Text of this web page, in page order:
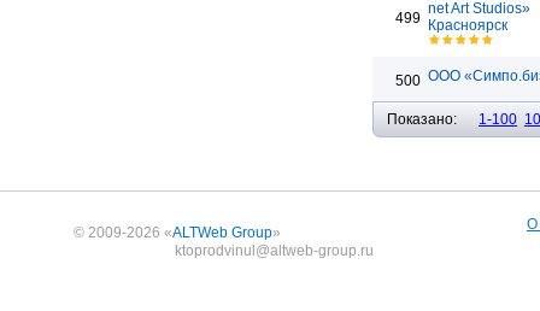
499
net Art Studios»
Красноярск
500 ООО
Показано: 1-100
© 2009-2026 «ALTWeb Group»
ktoprodvinul@altweb-group.ru
О